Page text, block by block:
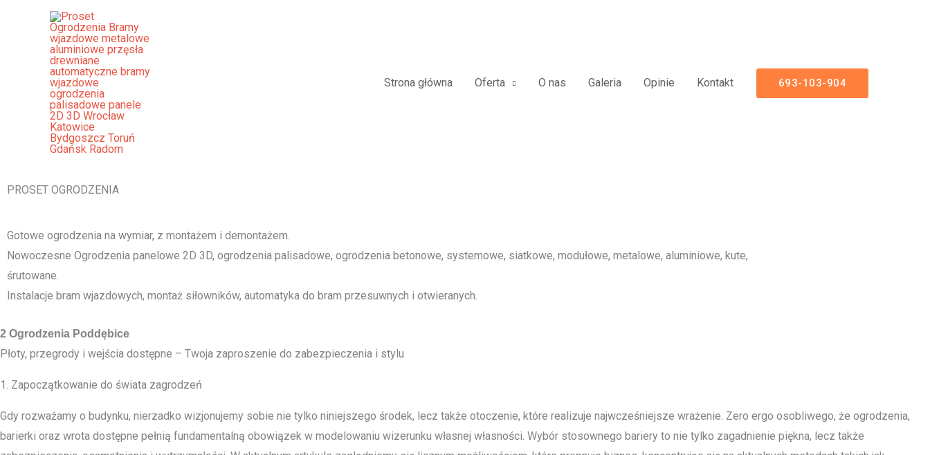
Strona główna Oferta O nas Galeria Opinie Kontakt 693-103-904
Ogrodzenia Poddębice Bramy Wjazdowe Furtki Płoty Metalowe Aluminiowe Nowoczesne
Panelowe Palisadowe Stalowe Frontowe
[smartslider3 slider="2"]
PROSET OGRODZENIA
Gotowe ogrodzenia na wymiar, z montażem i demontażem.
Nowoczesne Ogrodzenia panelowe 2D 3D, ogrodzenia palisadowe, ogrodzenia betonowe, systemowe, siatkowe, modułowe, metalowe, aluminiowe, kute,
śrutowane.
Instalacje bram wjazdowych, montaż siłowników, automatyka do bram przesuwnych i otwieranych.
2 Ogrodzenia Poddębice
Płoty, przegrody i wejścia dostępne – Twoja zaproszenie do zabezpieczenia i stylu
1. Zapoczątkowanie do świata zagrodzeń
Gdy rozważamy o budynku, nierzadko wizjonujemy sobie nie tylko niniejszego środek, lecz także otoczenie, które realizuje najwcześniejsze wrażenie. Zero ergo osobliwego, że ogrodzenia,
barierki oraz wrota dostępne pełnią fundamentalną obowiązek w modelowaniu wizerunku własnej własności. Wybór stosownego bariery to nie tylko zagadnienie piękna, lecz także